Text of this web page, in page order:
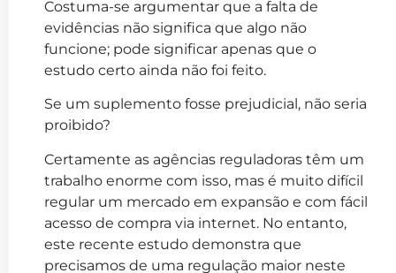
Costuma-se argumentar que a falta de
evidências não significa que algo não
funcione; pode significar apenas que o
estudo certo ainda não foi feito.
Se um suplemento fosse prejudicial, não seria
proibido?
Certamente as agências reguladoras têm um
trabalho enorme com isso, mas é muito difícil
regular um mercado em expansão e com fácil
acesso de compra via internet. No entanto,
este recente estudo demonstra que
precisamos de uma regulação maior neste